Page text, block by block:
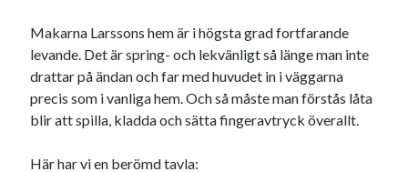
död England fest film fotboll
historia hotell jobb
Julkalenderfacit Julkalendern
Makarna Larssons hem är i högsta grad fortfarande
levande. Det är spring- och lekvänligt så länge man inte
drattar på ändan och far med huvudet in i väggarna
precis som i vanliga hem. Och så måste man förstås låta
blir att spilla, kladda och sätta fingeravtryck överallt.
Här har vi en berömd tavla: